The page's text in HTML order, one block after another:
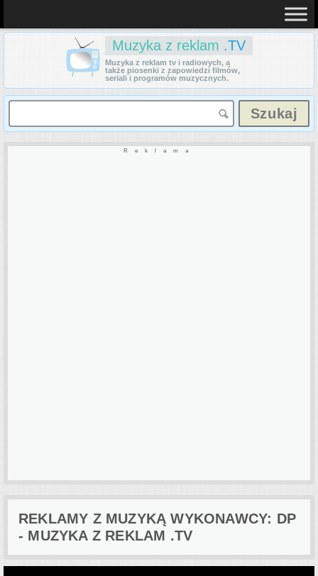
Muzyka z reklam .TV
Muzyka z reklam tv i radiowych, a
także piosenki z zapowiedzi filmów,
seriali i programów muzycznych.
Reklama
REKLAMY Z MUZYKĄ WYKONAWCY: DP
- MUZYKA Z REKLAM .TV